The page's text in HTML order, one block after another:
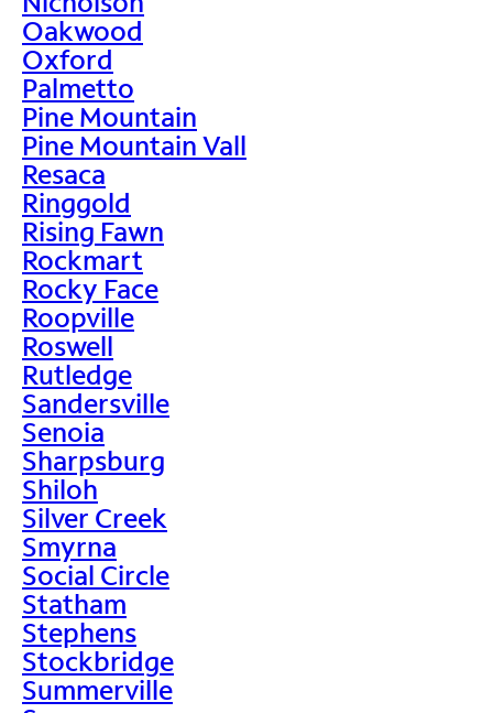
Oakwood
Oxford
Palmetto
Pine Mountain
Pine Mountain Vall
Resaca
Ringgold
Rising Fawn
Rockmart
Rocky Face
Roopville
Roswell
Rutledge
Sandersville
Senoia
Sharpsburg
Shiloh
Silver Creek
Smyrna
Social Circle
Statham
Stephens
Stockbridge
Summerville